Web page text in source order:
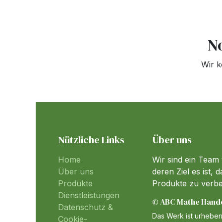
Wir
Nützliche Links
Home
Über uns
Produkte
Dienstleistungen
Datenschutz &
Cookie-
Über uns
Wir sind ein
deren Ziel es ist,
Produkte zu
© ABC Mathe
Das Werk ist